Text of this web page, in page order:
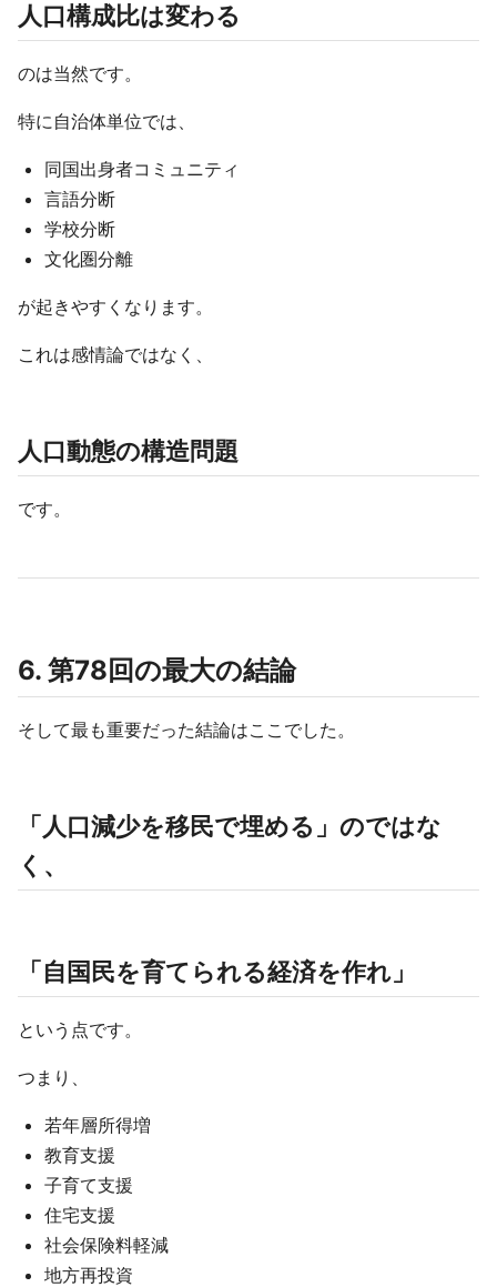
人口構成比は変わる
のは当然です。
特に自治体単位では、
同国出身者コミュニティ
言語分断
学校分断
文化圏分離
が起きやすくなります。
これは感情論ではなく、
人口動態の構造問題
です。
6. 第78回の最大の結論
そして最も重要だった結論はここでした。
「人口減少を移民で埋める」のではな
く、
「自国民を育てられる経済を作れ」
という点です。
つまり、
若年層所得増
教育支援
子育て支援
住宅支援
社会保険料軽減
地方再投資